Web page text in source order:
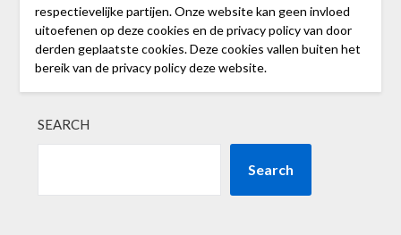
respectievelijke partijen. Onze website kan geen invloed
uitoefenen op deze cookies en de privacy policy van door
derden geplaatste cookies. Deze cookies vallen buiten het
bereik van de privacy policy deze website.
SEARCH
Search